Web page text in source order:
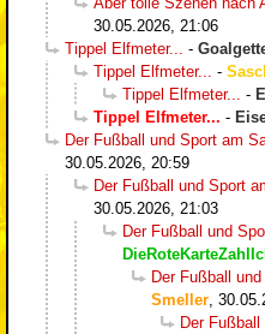
30.05.2026, 21:06
Tippel Elfmeter...
-
Tippel Elfmeter...
-
Tippel Elfmeter...
-
Tippel Elfmeter... -
Der Fußball und Sport am
30.05.2026, 20:59
Der Fußball und Sport
30.05.2026, 21:03
Der Fußball und
Der Fußball
Smeller
Der